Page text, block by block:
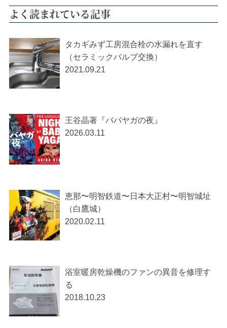
よく読まれている記事
タカギみず工房混合栓の水漏れを直す
（セラミックバルブ交換）
2021.09.21
王谷晶著『ババヤガの夜』
2026.03.11
恵那〜明智鉄道〜日本大正村〜明智城址
（白鷹城）
2020.02.11
浴室暖房乾燥機のファンの異音を修理す
る
2018.10.23